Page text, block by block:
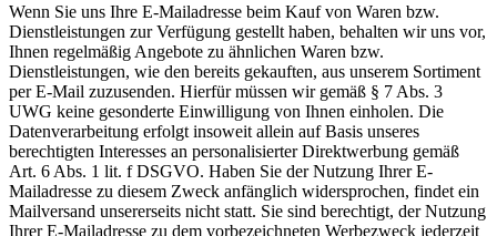
Wenn Sie uns Ihre E-Mailadresse beim Kauf von Waren bzw.
Dienstleistungen zur Verfügung gestellt haben, behalten wir uns vor,
Ihnen regelmäßig Angebote zu ähnlichen Waren bzw.
Dienstleistungen, wie den bereits gekauften, aus unserem Sortiment
per E-Mail zuzusenden. Hierfür müssen wir gemäß § 7 Abs. 3
UWG keine gesonderte Einwilligung von Ihnen einholen. Die
Datenverarbeitung erfolgt insoweit allein auf Basis unseres
berechtigten Interesses an personalisierter Direktwerbung gemäß
Art. 6 Abs. 1 lit. f DSGVO. Haben Sie der Nutzung Ihrer E-
Mailadresse zu diesem Zweck anfänglich widersprochen, findet ein
Mailversand unsererseits nicht statt. Sie sind berechtigt, der Nutzung
Ihrer E-Mailadresse zu dem vorbezeichneten Werbezweck jederzeit